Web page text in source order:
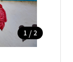
1 / 2